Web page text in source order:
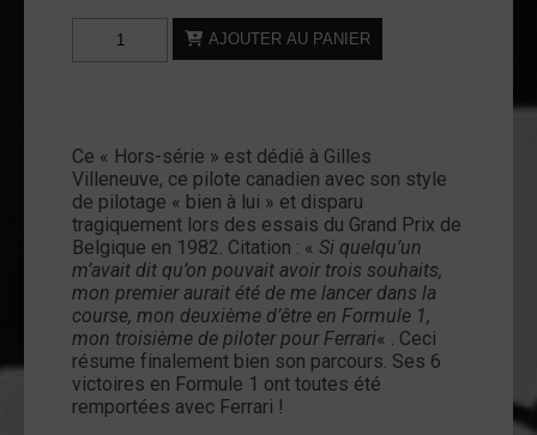
quantité
de
série
-
Gilles
Villeneuve
AJOUTER AU PANIER
Ce « Hors-série » est dédié à Gilles
Villeneuve, ce pilote canadien avec son style
de pilotage « bien à lui » et disparu
tragiquement lors des essais du Grand Prix de
Belgique en 1982. Citation : « Si quelqu’un
m’avait dit qu’on pouvait avoir trois souhaits,
mon premier aurait été de me lancer dans la
course, mon deuxième d’être en Formule 1,
mon troisième de piloter pour Ferrari« . Ceci
résume finalement bien son parcours. Ses 6
victoires en Formule 1 ont toutes été
remportées avec Ferrari !